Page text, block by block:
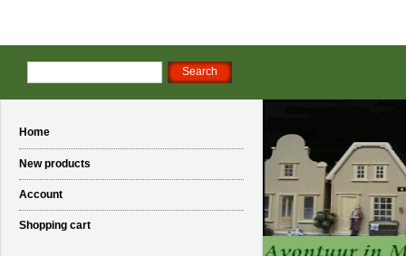
Home
New products
Account
Shopping cart